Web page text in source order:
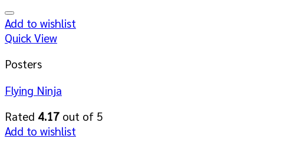
Add to wishlist
Quick View
Posters
Flying Ninja
Rated 4.17 out of 5
Add to wishlist